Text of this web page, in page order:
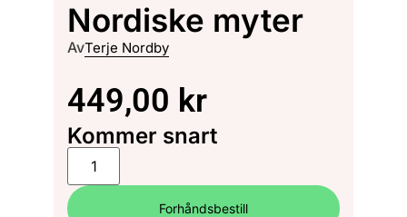
Nordiske myter
AvTerje Nordby
449,00 kr
Kommer snart
Forhåndsbestill